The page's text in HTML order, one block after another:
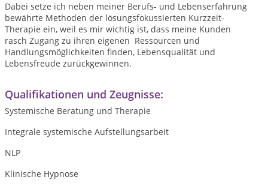
Dabei setze ich neben meiner Berufs- und Lebenserfahrung
bewährte Methoden der lösungsfokussierten Kurzzeit-
Therapie ein, weil es mir wichtig ist, dass meine Kunden
rasch Zugang zu ihren eigenen Ressourcen und
Handlungsmöglichkeiten finden, Lebensqualität und
Lebensfreude zurückgewinnen.
Qualifikationen und Zeugnisse:
Systemische Beratung und Therapie
Integrale systemische Aufstellungsarbeit
NLP
Klinische Hypnose